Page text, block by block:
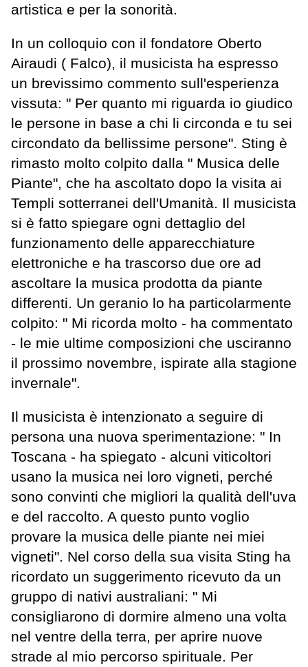
artistica e per la sonorità.
In un colloquio con il fondatore Oberto
Airaudi ( Falco), il musicista ha espresso
un brevissimo commento sull'esperienza
vissuta: " Per quanto mi riguarda io giudico
le persone in base a chi li circonda e tu sei
circondato da bellissime persone". Sting è
rimasto molto colpito dalla " Musica delle
Piante", che ha ascoltato dopo la visita ai
Templi sotterranei dell'Umanità. Il musicista
si è fatto spiegare ogni dettaglio del
funzionamento delle apparecchiature
elettroniche e ha trascorso due ore ad
ascoltare la musica prodotta da piante
differenti. Un geranio lo ha particolarmente
colpito: " Mi ricorda molto - ha commentato
- le mie ultime composizioni che usciranno
il prossimo novembre, ispirate alla stagione
invernale".
Il musicista è intenzionato a seguire di
persona una nuova sperimentazione: " In
Toscana - ha spiegato - alcuni viticoltori
usano la musica nei loro vigneti, perché
sono convinti che migliori la qualità dell'uva
e del raccolto. A questo punto voglio
provare la musica delle piante nei miei
vigneti". Nel corso della sua visita Sting ha
ricordato un suggerimento ricevuto da un
gruppo di nativi australiani: " Mi
consigliarono di dormire almeno una volta
nel ventre della terra, per aprire nuove
strade al mio percorso spirituale. Per